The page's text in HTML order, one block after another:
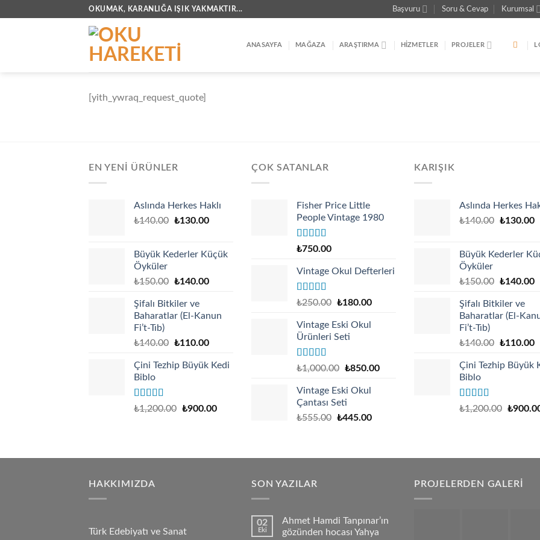
OKUMAK, KARANLIĞA IŞIK YAKMAKTIR... Başvuru Soru & Cevap Kurumsal
ANASAYFA MAĞAZA ARAŞTIRMA HIZMETLER PROJELER
[yith_ywraq_request_quote]
EN YENI ÜRÜNLER
Aslında Herkes Haklı
₺140.00 Original
₺140.00.
₺130.00Current
₺130.00.
Büyük Kederler Küçük
Öyküler
₺150.00 Original
was:
₺150.00.
₺140.00Current
₺140.00.
Şifalı Bitkiler ve
Baharatlar (El-Kanun
Fi’t-Tıb)
₺140.00 Original
was:
₺110.00Current
is:
Çini Tezhip Büyük Kedi
Biblo
Rated5.00
₺1,200.00 ₺900.00
ÇOK SATANLAR
Fisher Price Little
People Vintage 1980
Rated4.67
₺750.00
Vintage Okul Defterleri
Rated
of 5
₺250.00 Original
was:
₺250.00.
₺180.00Current
Vintage Eski Okul
Ürünleri Seti
Rated
of 5
₺1,000.00 Original
was:
₺1,000.00.
₺850.00Current
Vintage Eski Okul
Çantası Seti
₺555.00 ₺445.00
KARIŞIK
Aslında Herkes
₺140.00 Original
₺140.00.
₺130.00
Büyük Kederler
Öyküler
₺150.00 Original
was:
₺150.00.
₺140.00
Şifalı Bitkiler ve
Baharatlar (El-
Fi’t-Tıb)
₺140.00 Original
was:
₺110.00
Çini Tezhip Büyük
Biblo
Rated5.00
₺1,200.00 ₺
HAKKIMIZDA
Türk Edebiyatı ve Sanat
SON YAZILAR
02
Eki
Ahmet Hamdi Tanpınar’ın
gözünden hocası Yahya
PROJELERDEN GALERİ